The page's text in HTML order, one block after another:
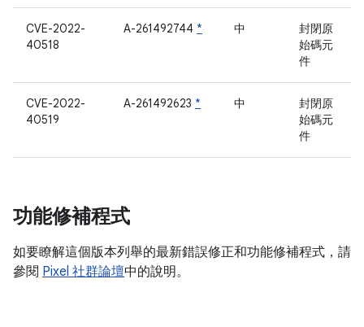
CVE-2022-
40518
A-261492744 * 中
封閉原
始碼元
件
CVE-2022-
40519
A-261492623 * 中
封閉原
始碼元
件
功能修補程式
如要瞭解這個版本列舉的最新錯誤修正和功能修補程式，請
參閱 Pixel 社群論壇中的說明。